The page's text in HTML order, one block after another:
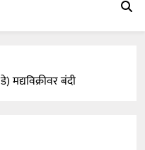
भाऊसाहेब भुजबळ
मद्यविक्रीवर बंदी